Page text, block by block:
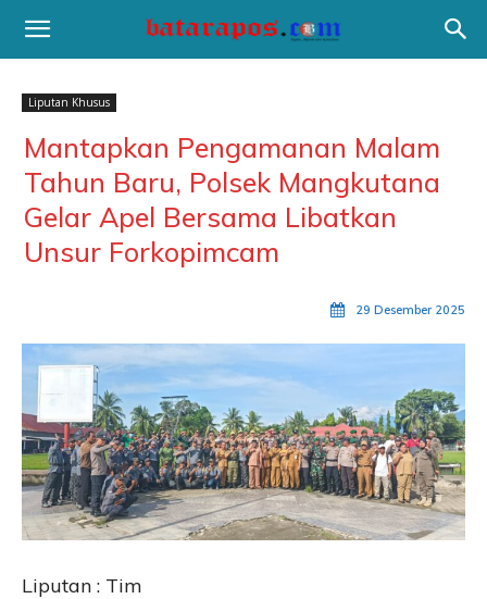
Liputan Khusus
Mantapkan Pengamanan Malam
Tahun Baru, Polsek Mangkutana
Gelar Apel Bersama Libatkan
Unsur Forkopimcam
29 Desember 2025
Liputan : Tim